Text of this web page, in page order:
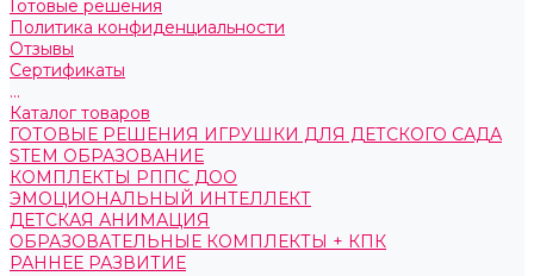
Готовые решения
Политика конфиденциальности
Отзывы
Сертификаты
...
Каталог товаров
ГОТОВЫЕ РЕШЕНИЯ ИГРУШКИ ДЛЯ ДЕТСКОГО САДА
STEM ОБРАЗОВАНИЕ
КОМПЛЕКТЫ РППС ДОО
ЭМОЦИОНАЛЬНЫЙ ИНТЕЛЛЕКТ
ДЕТСКАЯ АНИМАЦИЯ
ОБРАЗОВАТЕЛЬНЫЕ КОМПЛЕКТЫ + КПК
РАННЕЕ РАЗВИТИЕ